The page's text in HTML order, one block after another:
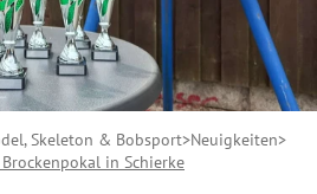
Skeleton & Bobsport Neuigkeiten
in Schierke